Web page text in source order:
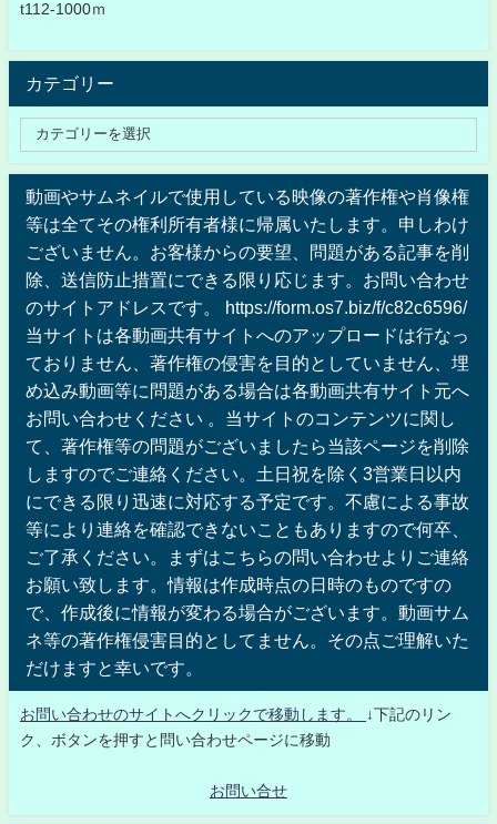
t112-1000ｍ
カテゴリー
動画やサムネイルで使用している映像の著作権や肖像権
等は全てその権利所有者様に帰属いたします。申しわけ
ございません。お客様からの要望、問題がある記事を削
除、送信防止措置にできる限り応じます。お問い合わせ
のサイトアドレスです。 https://form.os7.biz/f/c82c6596/
当サイトは各動画共有サイトへのアップロードは行なっ
ておりません、著作権の侵害を目的としていません、埋
め込み動画等に問題がある場合は各動画共有サイト元へ
お問い合わせください 。当サイトのコンテンツに関し
て、著作権等の問題がございましたら当該ページを削除
しますのでご連絡ください。土日祝を除く3営業日以内
にできる限り迅速に対応する予定です。不慮による事故
等により連絡を確認できないこともありますので何卒、
ご了承ください。まずはこちらの問い合わせよりご連絡
お願い致します。情報は作成時点の日時のものですの
で、作成後に情報が変わる場合がございます。動画サム
ネ等の著作権侵害目的としてません。その点ご理解いた
だけますと幸いです。
お問い合わせのサイトへクリックで移動します。
↓下記のリン
ク、ボタンを押すと問い合わせページに移動
お問い合せ